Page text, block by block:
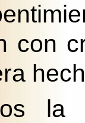
con